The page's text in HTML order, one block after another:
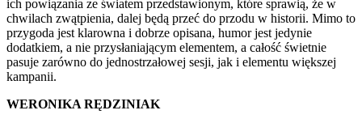
ich powiązania ze światem przedstawionym, które sprawią, że w
chwilach zwątpienia, dalej będą przeć do przodu w historii. Mimo to
przygoda jest klarowna i dobrze opisana, humor jest jedynie
dodatkiem, a nie przysłaniającym elementem, a całość świetnie
pasuje zarówno do jednostrzałowej sesji, jak i elementu większej
kampanii.
WERONIKA RĘDZINIAK